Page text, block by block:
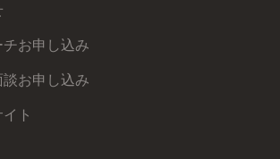
お申し込み
お申し込み
ト